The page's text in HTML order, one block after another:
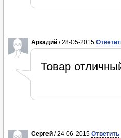
Аркадий / 28-05-2015
Товар
Cергей / 24-06-2015 Ответить